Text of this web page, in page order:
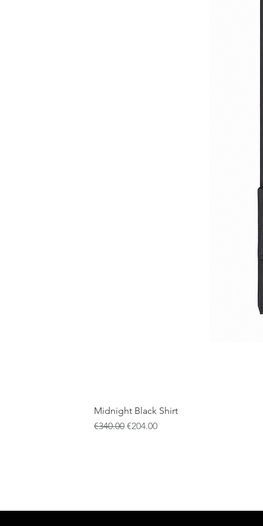
Midnight Black Shirt
通常価格
€340.00 セール価格
€204.00